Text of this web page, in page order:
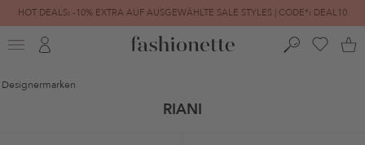
HOT DEALS: -10% EXTRA AUF AUSGEWÄHLTE SALE STYLES | CODE*: DEAL10
FINAL SALE | BIS ZU -80% REDUZIERT
Designermarken
RIANI